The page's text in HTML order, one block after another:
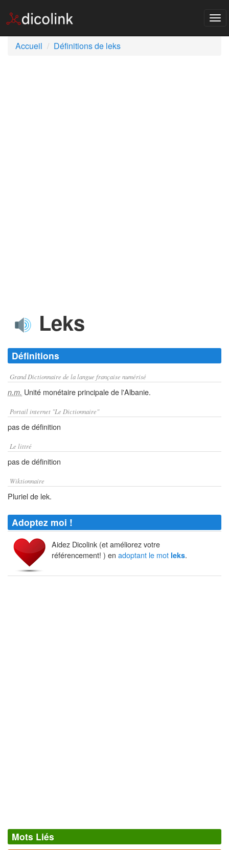
Accueil
Définitions de leks
Leks
Définitions
Grand Dictionnaire de la langue française numérisé
n.m. Unité monétaire principale de l'Albanie.
Portail internet "Le Dictionnaire"
pas de définition
Le littré
pas de définition
Wiktionnaire
Pluriel de lek.
Adoptez moi !
Aidez Dicolink (et améliorez votre
référencement! ) en adoptant le mot leks.
Mots Liés